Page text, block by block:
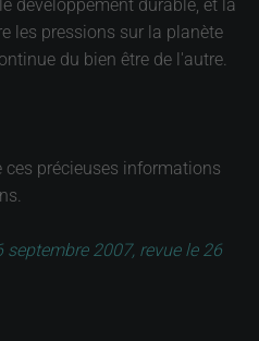
développement durable, et la
les pressions sur la planète
du bien être de l'autre.
ces précieuses informations
2007, revue le 26